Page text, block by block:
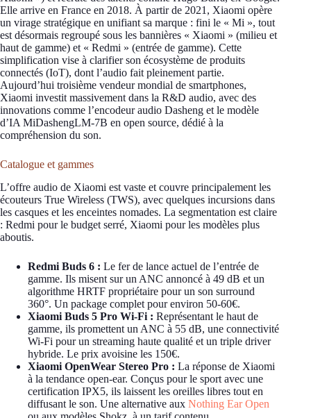
Elle arrive en France en 2018. À partir de 2021, Xiaomi opère
un virage stratégique en unifiant sa marque : fini le « Mi », tout
est désormais regroupé sous les bannières « Xiaomi » (milieu et
haut de gamme) et « Redmi » (entrée de gamme). Cette
simplification vise à clarifier son écosystème de produits
connectés (IoT), dont l’audio fait pleinement partie.
Aujourd’hui troisième vendeur mondial de smartphones,
Xiaomi investit massivement dans la R&D audio, avec des
innovations comme l’encodeur audio Dasheng et le modèle
d’IA MiDashengLM-7B en open source, dédié à la
compréhension du son.
Catalogue et gammes
L’offre audio de Xiaomi est vaste et couvre principalement les
écouteurs True Wireless (TWS), avec quelques incursions dans
les casques et les enceintes nomades. La segmentation est claire
: Redmi pour le budget serré, Xiaomi pour les modèles plus
aboutis.
Redmi Buds 6 : Le fer de lance actuel de l’entrée de
gamme. Ils misent sur un ANC annoncé à 49 dB et un
algorithme HRTF propriétaire pour un son surround
360°. Un package complet pour environ 50-60€.
Xiaomi Buds 5 Pro Wi-Fi : Représentant le haut de
gamme, ils promettent un ANC à 55 dB, une connectivité
Wi-Fi pour un streaming haute qualité et un triple driver
hybride. Le prix avoisine les 150€.
Xiaomi OpenWear Stereo Pro : La réponse de Xiaomi
à la tendance open-ear. Conçus pour le sport avec une
certification IPX5, ils laissent les oreilles libres tout en
diffusant le son. Une alternative aux Nothing Ear Open